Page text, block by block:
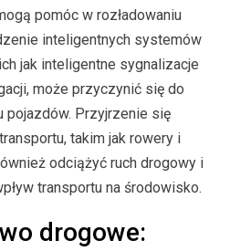
pomóc w rozładowaniu
inteligentnych systemów
jak inteligentne sygnalizacje
może przyczynić się do
pojazdów. Przyjrzenie się
takim jak rowery i
odciążyć ruch drogowy i
transportu na środowisko.
drogowe: